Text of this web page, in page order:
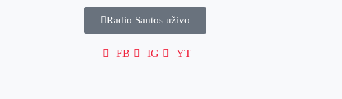
Radio Santos uživo
FB IG YT